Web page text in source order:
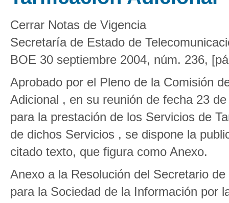
Cerrar Notas de Vigencia
Secretaría de Estado de
BOE 30 septiembre 2004, núm. 236,
Aprobado por el Pleno de la Comisión
Adicional , en su reunión de fecha 23
para la prestación de los Servicios de
de dichos Servicios , se dispone la
citado texto, que figura como Anexo.
Anexo a la Resolución del Secretario
para la Sociedad de la Información por